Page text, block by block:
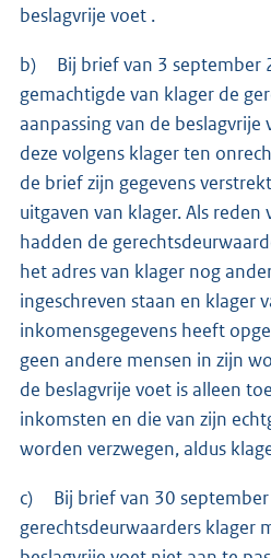
beslagvrije voet .
b) Bij brief van 3 september
gemachtigde van klager de
aanpassing van de
deze volgens klager ten
de brief zijn gegevens
uitgaven van klager. Als
hadden de
het adres van klager nog
ingeschreven staan en klager
inkomensgegevens heeft
geen andere mensen in zijn
de beslagvrije voet is alleen
inkomsten en die van zijn
worden verzwegen, aldus
c) Bij brief van 30
gerechtsdeurwaarders klager